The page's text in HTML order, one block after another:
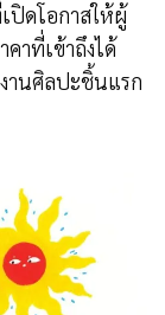
ปิดโอกาสให้ผู้
าที่เข้าถึงได้
านศิลปะชิ้นแรก